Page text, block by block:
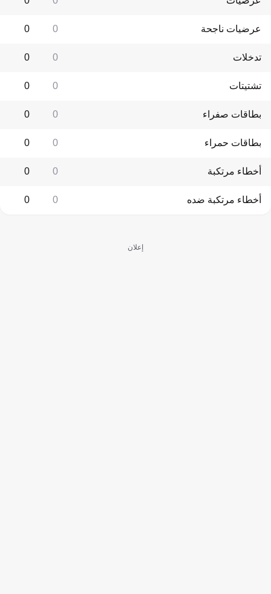
عرضيات ناجحة 0
0
تدخلات 0
0
تشتيتات 0
0
بطاقات صفراء 0
0
بطاقات حمراء 0
0
أخطاء مرتكبة 0
0
أخطاء مرتكبة ضده 0
0
إعلان